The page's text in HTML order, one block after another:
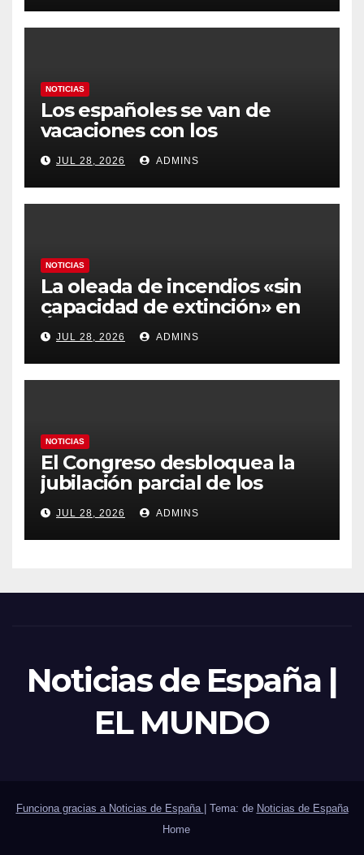
gobierno
NOTICIAS
Los españoles se van de
vacaciones con los
carburantes hasta un 21%
más caros que el año pasado
y los hoteles disparados
JUL 28, 2026 ADMINS
NOTICIAS
La oleada de incendios «sin
capacidad de extinción» en
Ávila y al oeste de Madrid
obliga a declarar la
emergencia nacional
JUL 28, 2026 ADMINS
NOTICIAS
El Congreso desbloquea la
jubilación parcial de los
trabajadores laborales del
sector público
JUL 28, 2026 ADMINS
Noticias de España |
EL MUNDO
Funciona gracias a Noticias de España Tema: de Noticias de España
Home